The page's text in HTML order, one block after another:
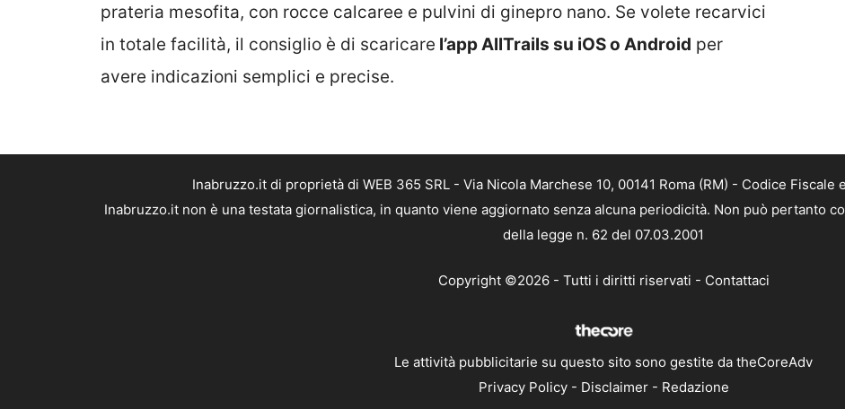
prateria mesofita, con rocce calcaree e pulvini di ginepro nano. Se volete recarvici
in totale facilità, il consiglio è di scaricare l’app AllTrails su iOS o Android per
avere indicazioni semplici e precise.
Inabruzzo.it di proprietà di WEB 365 SRL - Via Nicola Marchese 10, 00141 Roma (RM) - Codice Fiscale
Inabruzzo.it non è una testata giornalistica, in quanto viene aggiornato senza alcuna periodicità. Non può pertanto
della legge n. 62 del 07.03.2001
Copyright ©2026 - Tutti i diritti riservati - Contattaci
Le attività pubblicitarie su questo sito sono gestite da theCoreAdv
Privacy Policy- Disclaimer- Redazione